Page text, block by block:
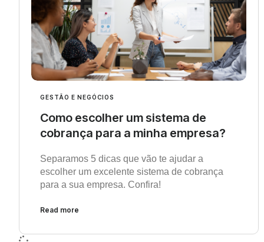
GESTÃO E NEGÓCIOS
Como escolher um sistema de
cobrança para a minha empresa?
Separamos 5 dicas que vão te ajudar a
escolher um excelente sistema de cobrança
para a sua empresa. Confira!
Read more